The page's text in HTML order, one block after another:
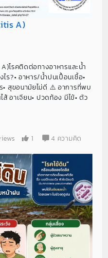
A)
โรคติดต่อทางอาหารและน้ำ
?• อาหาร/น้ำปนเปื้อนเชื้อ•
• สุขอนามัยไม่ดี ⚠️ อาการที่พบ
อาเจียน• ปวดท้อง มีไข้• ตัว
1
4 ความคิด